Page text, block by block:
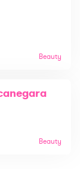
Beauty
Beauty